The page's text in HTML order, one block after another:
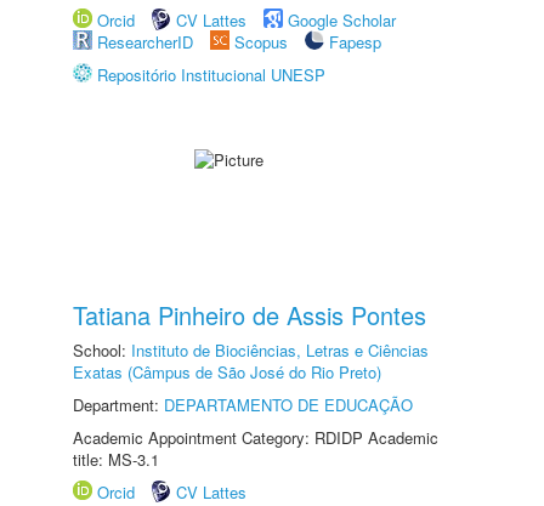
Orcid
CV Lattes
Google Scholar
ResearcherID
Scopus
Fapesp
Repositório Institucional UNESP
Tatiana Pinheiro de Assis Pontes
School: Instituto de Biociências, Letras e Ciências
Exatas (Câmpus de São José do Rio Preto)
Department: DEPARTAMENTO DE EDUCAÇÃO
Academic Appointment Category: RDIDP Academic
title: MS-3.1
Orcid
CV Lattes